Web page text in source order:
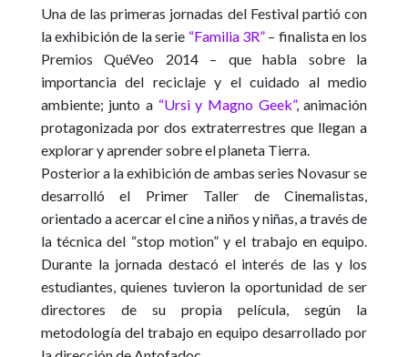
Una de las primeras jornadas del Festival partió con
la exhibición de la serie “Familia 3R”– finalista en los
Premios QuéVeo 2014 – que habla sobre la
importancia del reciclaje y el cuidado al medio
ambiente; junto a “Ursi y Magno Geek”, animación
protagonizada por dos extraterrestres que llegan a
explorar y aprender sobre el planeta Tierra.
Posterior a la exhibición de ambas series Novasur se
desarrolló el Primer Taller de Cinemalistas,
orientado a acercar el cine a niños y niñas, a través de
la técnica del “stop motion” y el trabajo en equipo.
Durante la jornada destacó el interés de las y los
estudiantes, quienes tuvieron la oportunidad de ser
directores de su propia película, según la
metodología del trabajo en equipo desarrollado por